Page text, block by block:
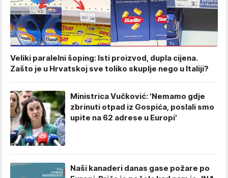
Veliki paralelni šoping: Isti proizvod, dupla cijena.
Zašto je u Hrvatskoj sve toliko skuplje nego u Italiji?
Ministrica Vučković: 'Nemamo gdje
zbrinuti otpad iz Gospića, poslali smo
upite na 62 adrese u Europi'
Naši kanaderi danas gase požare po